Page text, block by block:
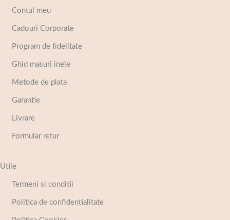
Contul meu
Cadouri Corporate
Program de fidelitate
Ghid masuri inele
Metode de plata
Garantie
Livrare
Formular retur
Utile
Termeni si conditii
Politica de confidentialitate